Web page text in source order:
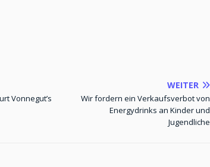
Vonnegut’s
WEITER
Wir fordern ein Verkaufsverbot von
Energydrinks an Kinder und
Jugendliche